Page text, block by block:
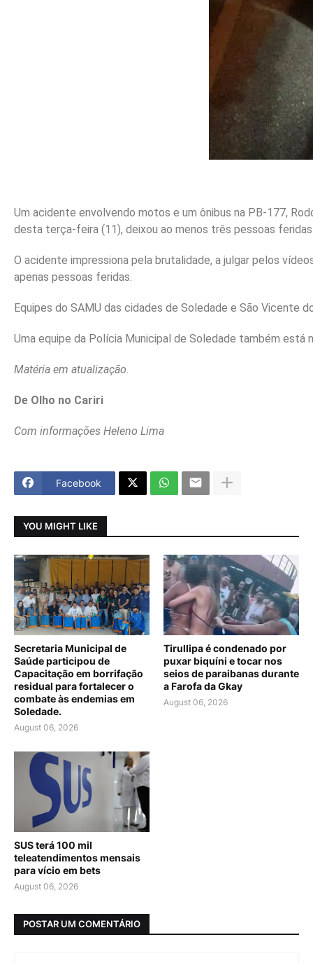
Um acidente envolvendo motos e um ônibus na PB-177,
desta terça-feira (11), deixou ao menos três pessoas
O acidente impressiona pela brutalidade, a julgar pelos
apenas pessoas feridas.
Equipes do SAMU das cidades de Soledade e São Vicente
Uma equipe da Polícia Municipal de Soledade também está
Matéria em atualização.
De Olho no Cariri
Com informações Heleno Lima
Facebook
YOU MIGHT LIKE
Secretaria Municipal de
Saúde participou de
Capacitação em borrifação
residual para fortalecer o
combate às endemias em
Soledade.
August 06, 2026
Tirullipa é condenado por
puxar biquíni e tocar nos
seios de paraibanas durante
a Farofa da Gkay
August 06, 2026
SUS terá 100 mil
teleatendimentos mensais
para vício em bets
August 06, 2026
POSTAR UM COMENTÁRIO